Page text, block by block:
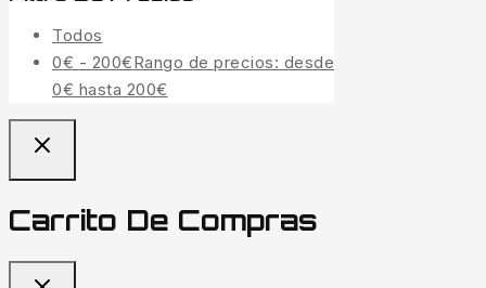
Todos
0€ - 200€Rango de precios: desde
0€ hasta 200€
Carrito De Compras